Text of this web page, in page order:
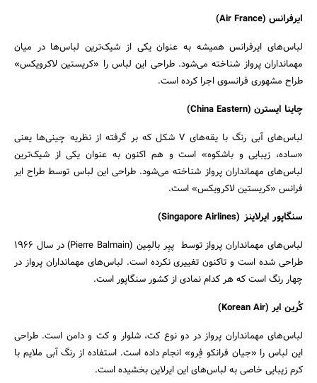
ایرفرانس (Air France)
لباس‌های ایرفرانس همیشه به عنوان یکی از شیک‌ترین لباس‌ها در میان
مهمانداران پرواز شناخته می‌شود. طراحی این لباس‌ را «کریستین لاکرویکس»
طراح مشهوری فرانسوی اجرا کرده است.
چاینا ایسترن (China Eastern
)
لباس‌های آبی رنگ با یقه‌های V شکل که بر گرفته از نظریه چینی‌ها یعنی
«ساده، زیبایی و باشکوه» است و هم اکنون به عنوان یکی از شیک‌ترین
لباس‌های مهمانداران پرواز شناخته می‌شود. طراحی این لباس توسط طراح ایر
فرانس «کریستین لاکرویکس» است.
سنگاپور ایرلاینز (
Singapore Airlines
)
لباس‌های مهمانداران پرواز توسط پیِر بالمِین (Pierre Balmain) در سال ۱۹۶۶
طراحی شده است و تاکنون تغییری نکرده است. لباس‌های مهمانداران پرواز در
چهار رنگ است که هر کدام نمادی از کشور سنگاپور است.
کُرین ایر (Korean Air)
لباس‌های مهمانداران پرواز در دو نوع کت، شلوار و کت و دامن است. طراحی
این لباس را «جیان فرانکو فِرو» انجام داده است. استفاده از رنگ آبی ملایم با
کرم زیبایی خاصی به لباس‌های این ایرلاین بخشیده است.